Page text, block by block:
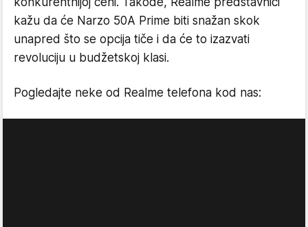
kažu da će Narzo 50A Prime biti snažan skok
unapred što se opcija tiče i da će to izazvati
revoluciju u budžetskoj klasi.
Pogledajte neke od Realme telefona kod nas: